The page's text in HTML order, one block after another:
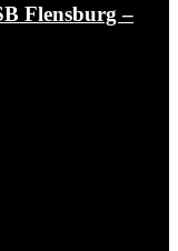
Flensburg –